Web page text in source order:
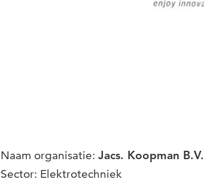
Naam organisatie: Jacs. Koopman B.V.
Sector: Elektrotechniek